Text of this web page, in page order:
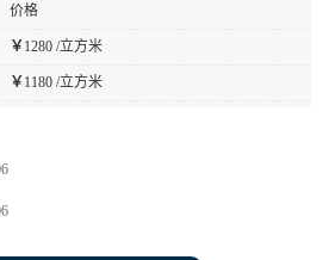
价格
￥1280 /立方米
￥1180 /立方米